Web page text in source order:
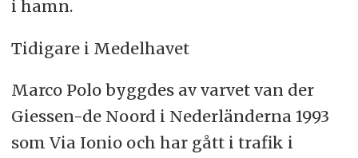
i hamn.
Tidigare i Medelhavet
Marco Polo byggdes av varvet van der
Giessen-de Noord i Nederländerna 1993
som Via Ionio och har gått i trafik i